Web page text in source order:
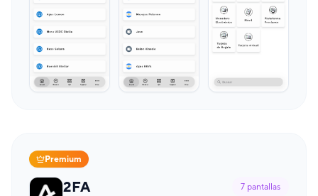
Premium
2FA 7 pantallas